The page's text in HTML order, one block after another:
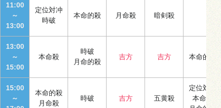
11:00
～
13:00
定位対冲
時破
本命的殺 月命殺 暗剣殺
13:00
～
15:00
本命殺
時破
月命的殺
吉方 吉方 本命的殺
15:00
～
本命的殺
月命殺
時破 吉方 五黄殺
定位対冲
本命殺